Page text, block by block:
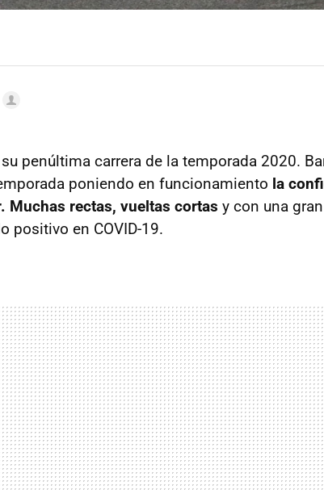
penúltima carrera de la temporada 2020.
poniendo en funcionamiento la
Muchas rectas, vueltas cortas y con una
positivo en COVID-19.